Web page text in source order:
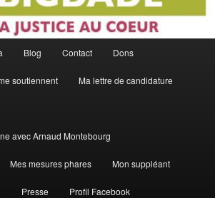
Blog Contact Dons
soutiennent Ma lettre de candidature
avec Arnaud Montebourg
Mes mesures phares Mon suppléant
Presse Profil Facebook